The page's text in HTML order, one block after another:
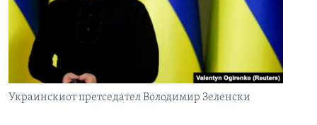
Украинскиот претседател Володимир Зеленски